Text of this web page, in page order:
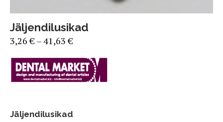
Jäljendilusikad
3,26€ –41,63€
Jäljendilusikad